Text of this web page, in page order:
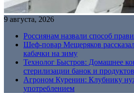
9 августа, 2026
Россиянам назвали способ
Шеф-повар Мещеряков
кабачки на зиму
Технолог Быстров: Домашнее
стерилизации банок и продуктов
Агроном Куренин: Клубнику
употреблением